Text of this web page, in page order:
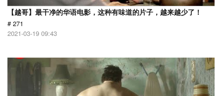
【越哥】最干净的华语电影，这种有味道的片子，越来越少了！
# 271
2021-03-19 09:43